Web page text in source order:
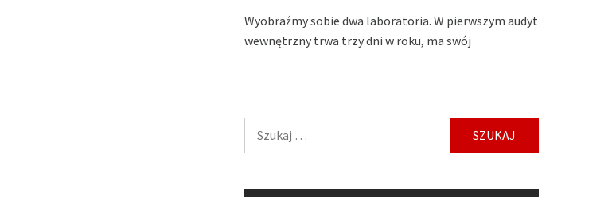
Wyobraźmy sobie dwa laboratoria. W pierwszym audyt
wewnętrzny trwa trzy dni w roku, ma swój